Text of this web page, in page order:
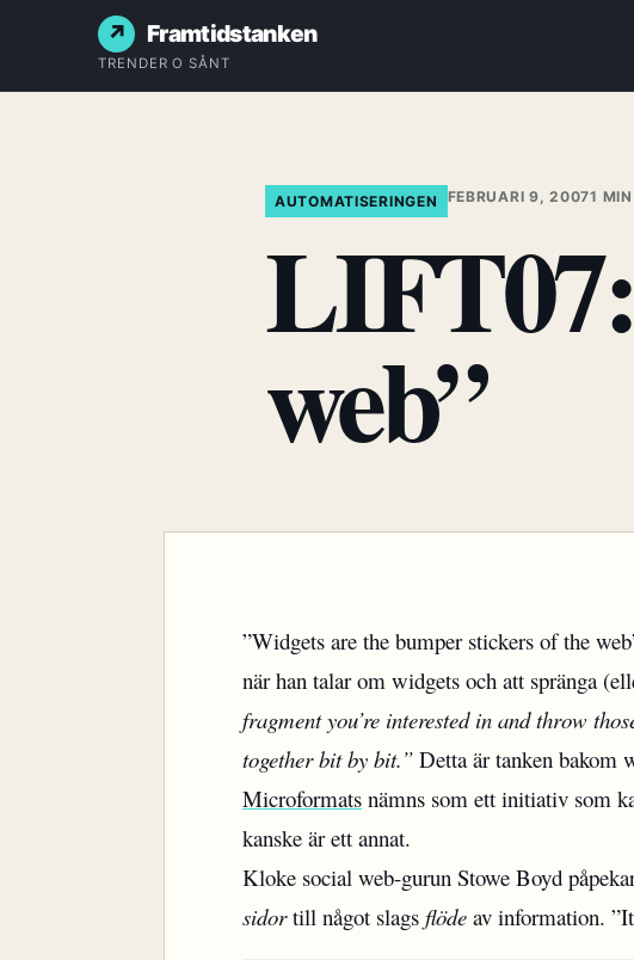
Framtidstanken
TRENDER O SÅNT
AUTOMATISERINGEN FEBRUARI 9, 20071
web”
”Widgets are the bumper stickers of the
när han talar om widgets och att spränga
fragment you’re interested in and throw
together bit by bit.” Detta är tanken bakom
Microformats nämns som ett initiativ som
kanske är ett annat.
Kloke social web-gurun Stowe Boyd
sidortill något slags flöde av information.